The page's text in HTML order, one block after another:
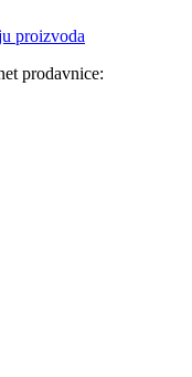
proizvoda
prodavnice: